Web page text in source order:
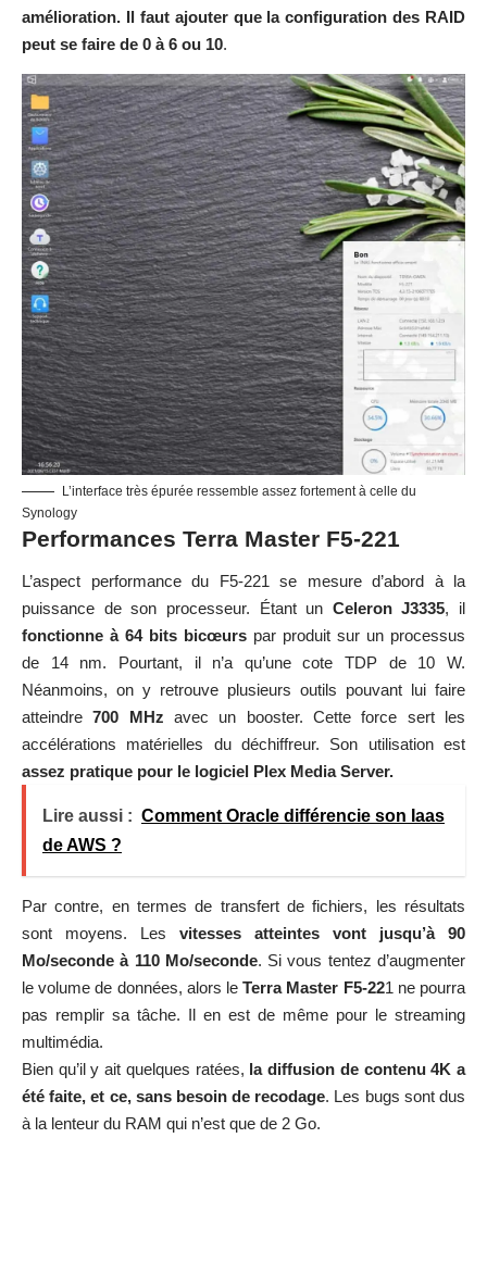
amélioration. Il faut ajouter que la configuration des RAID
peut se faire de 0 à 6 ou 10.
L’interface très épurée ressemble assez fortement à celle du
Synology
Performances Terra Master F5-221
L’aspect performance du F5-221 se mesure d’abord à la
puissance de son processeur. Étant un Celeron J3335, il
fonctionne à 64 bits bicœurs par produit sur un processus
de 14 nm. Pourtant, il n’a qu’une cote TDP de 10 W.
Néanmoins, on y retrouve plusieurs outils pouvant lui faire
atteindre700 MHz avec un booster. Cette force sert les
accélérations matérielles du déchiffreur. Son utilisation est
assez pratique pour le logiciel Plex Media Server.
Lire aussi : Comment Oracle différencie son Iaas
de AWS ?
Par contre, en termes de transfert de fichiers, les résultats
sont moyens. Les vitesses atteintes vont jusqu’à 90
Mo/seconde à 110 Mo/seconde. Si vous tentez d’augmenter
le volume de données, alors leTerra Master F5-221 ne pourra
pas remplir sa tâche. Il en est de même pour le streaming
multimédia.
Bien qu’il y ait quelques ratées, la diffusion de contenu 4K a
été faite, et ce, sans besoin de recodage. Les bugs sont dus
à la lenteur du RAM qui n’est que de 2 Go.